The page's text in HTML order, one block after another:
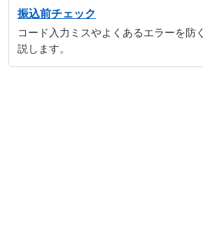
振込前チェック
コード入力ミスやよくあるエラーを防
説します。